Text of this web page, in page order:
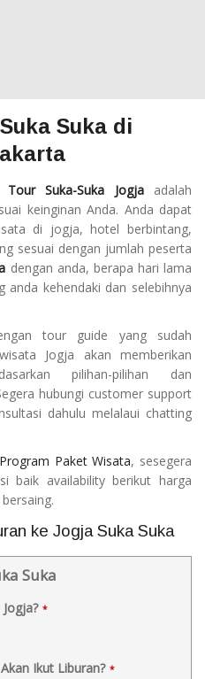
Suka di
Tour Suka-Suka Jogjaadalah
keinginan Anda. Anda dapat
di jogja, hotel berbintang,
sesuai dengan jumlah peserta
dengan anda, berapa hari lama
kehendaki dan selebihnya
tour guide yang sudah
Jogja akan memberikan
pilihan-pilihan dan
hubungi customer support
dahulu melalaui chatting
Program Paket Wisata, sesegera
baik availability berikut harga
ke Jogja Suka Suka
Suka
*
Ikut Liburan? *